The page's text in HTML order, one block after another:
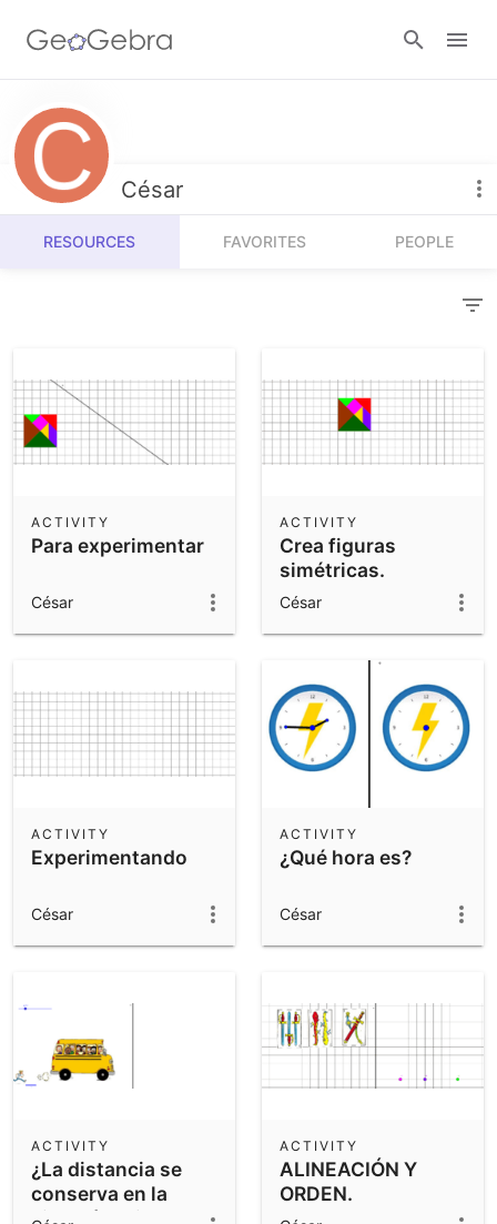
Resources
Number Sense
Algebra
Operations
Community Resources
Calculators
Geometry
3D Calculator
App Downloads
César
RESOURCES FAVORITES PEOPLE
Para experimentar
ACTIVITY
César
Crea figuras
simétricas.
ACTIVITY
César
Experimentando
ACTIVITY
César
¿Qué hora es?
ACTIVITY
César
¿La distancia se
conserva en la
simetría axial?
ACTIVITY
ALINEACIÓN Y
ORDEN.
ACTIVITY